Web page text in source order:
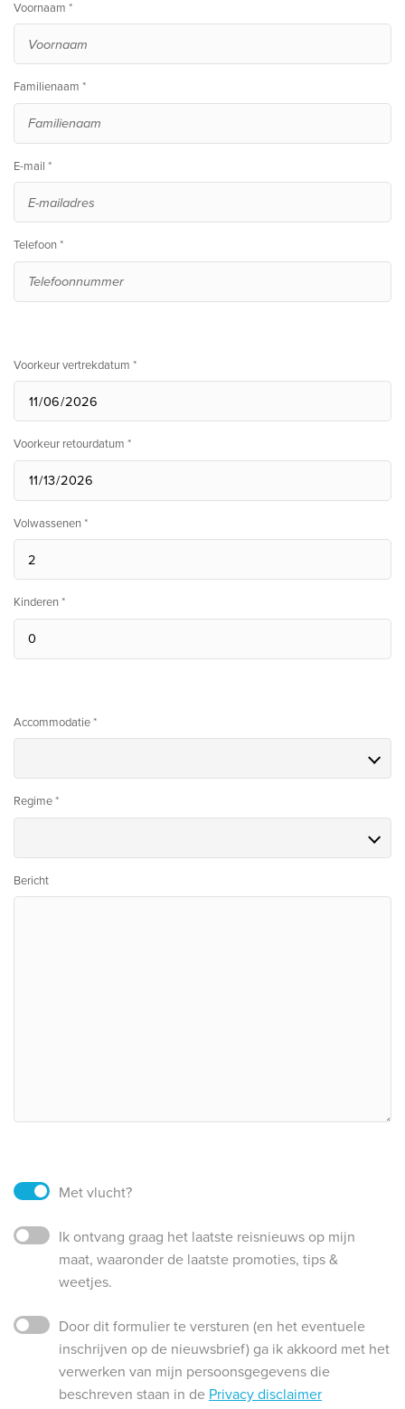
Voornaam *
Familienaam *
E-mail *
Telefoon *
Voorkeur vertrekdatum *
Voorkeur retourdatum *
Volwassenen *
Kinderen *
Accommodatie *
Regime *
Bericht
Met vlucht?
Ik ontvang graag het laatste reisnieuws op mijn
maat, waaronder de laatste promoties, tips &
weetjes.
Door dit formulier te versturen (en het eventuele
inschrijven op de nieuwsbrief) ga ik akkoord met het
verwerken van mijn persoonsgegevens die
beschreven staan in de Privacy disclaimer